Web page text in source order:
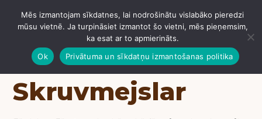
IZVĒLNE
Skruvmejslar
Mēs izmantojam sīkdatnes, lai nodrošinātu vislabāko pieredzi
mūsu vietnē. Ja turpināsiet izmantot šo vietni, mēs pieņemsim,
ka esat ar to apmierināts.
Ok
Privātuma un sīkdatņu izmantošanas politika